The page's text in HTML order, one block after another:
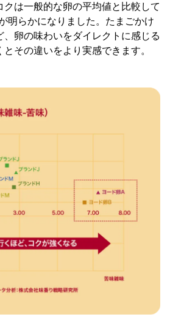
クは一般的な卵の平均値と比較して
明らかになりました。たまごかけ
、卵の味わいをダイレクトに感じる
その違いをより実感できます。